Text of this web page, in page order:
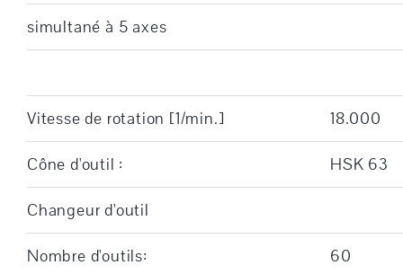
simultané à 5 axes
Vitesse de rotation [1/min.] 18.000
Cône d'outil : HSK 63
Changeur d'outil
Nombre d'outils: 60